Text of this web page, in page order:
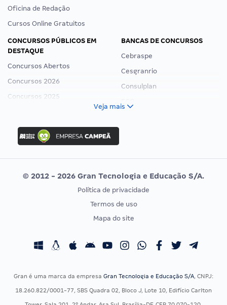
Oficina de Redação
Cursos Online Gratuitos
CONCURSOS PÚBLICOS EM
DESTAQUE
Concursos Abertos
Concursos 2026
Concursos 2025
Concurso Ibama
Concurso MPU
Editais publicados
BANCAS DE CONCURSOS
Cebraspe
Cesgranrio
Consulplan
Vunesp
CONCURSOS POR PROFISSÃO
Concursos Fiscais
Concursos Saúde
EXAME DE ORDEM
Calendário OAB
Veja mais
© 2012 - 2026 Gran Tecnologia e Educação S/A.
Política de privacidade
Termos de uso
Mapa do site
Gran é uma marca da empresa Gran Tecnologia e Educação S/A, CNPJ:
18.260.822/0001-77, SBS Quadra 02, Bloco J, Lote 10, Edifício Carlton